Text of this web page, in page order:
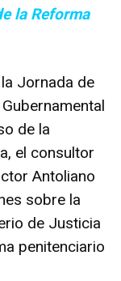
la Reforma
Jornada de
de la
el consultor
Antoliano
sobre la
de Justicia
penitenciario